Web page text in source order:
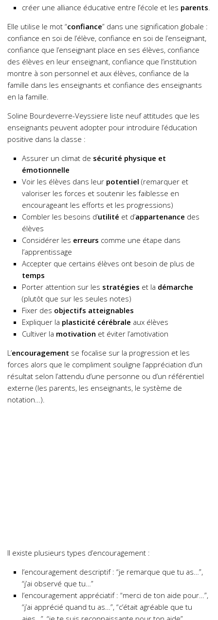
créer une alliance éducative entre l’école et les parents
Elle utilise le mot “confiance” dans une signification globale :
confiance en soi de l’élève, confiance en soi de l’enseignant,
confiance que l’enseignant place en ses élèves, confiance
des élèves en leur enseignant, confiance que l’institution
montre à son personnel et aux élèves, confiance de la
famille dans les enseignants et confiance des enseignants
en la famille.
Soline Bourdeverre-Veyssiere liste neuf attitudes que les
enseignants peuvent adopter pour introduire l’éducation
positive dans la classe :
Assurer un climat de sécurité physique et
émotionnelle
Voir les élèves dans leur potentiel (remarquer et
valoriser les forces et soutenir les faiblesse en
encourageant les efforts et les progressions)
Combler les besoins d’utilité et d’appartenance des
élèves
Considérer les erreurs comme une étape dans
l’apprentissage
Accepter que certains élèves ont besoin de plus de
temps
Porter attention sur les stratégies et la démarche
(plutôt que sur les seules notes)
Fixer des objectifs atteignables
Expliquer la plasticité cérébrale aux élèves
Cultiver la motivation et éviter l’amotivation
L’encouragement se focalise sur la progression et les
forces alors que le compliment souligne l’appréciation d’un
résultat selon l’attendu d’une personne ou d’un référentiel
externe (les parents, les enseignants, le système de
notation…).
Il existe plusieurs types d’encouragement :
l’encouragement descriptif : “je remarque que tu as…”,
“j’ai observé que tu…”
l’encouragement appréciatif : “merci de ton aide pour…”,
“j’ai apprécié quand tu as…”, “c’était agréable que tu